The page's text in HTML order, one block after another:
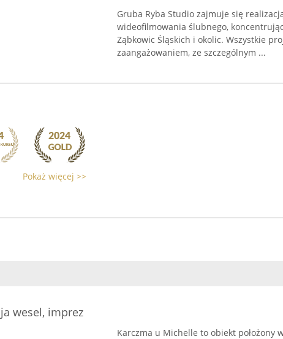
Gruba Ryba Studio zajmuje się
wideofilmowania ślubnego,
Ząbkowic Śląskich i okolic. Wszystkie
zaangażowaniem, ze szczególnym ...
Pokaż więcej >>
wesel, imprez
Karczma u Michelle to obiekt położony